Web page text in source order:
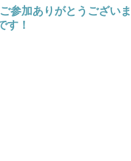
参加ありがとうござい
す！